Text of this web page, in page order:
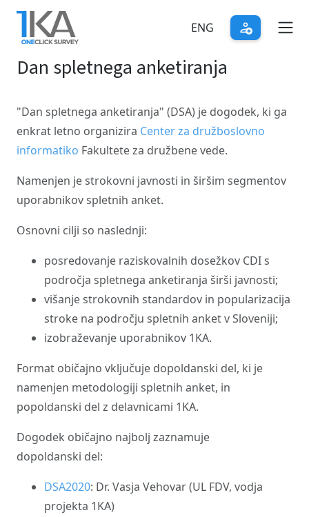
Skip
main
content
ENG
Dan spletnega anketiranja
"Dan spletnega anketiranja" (DSA) je dogodek, ki ga
enkrat letno organizira Center za družboslovno
informatiko Fakultete za družbene vede.
Namenjen je strokovni javnosti in širšim segmentov
uporabnikov spletnih anket.
Osnovni cilji so naslednji:
posredovanje raziskovalnih dosežkov CDI s
področja spletnega anketiranja širši javnosti;
višanje strokovnih standardov in popularizacija
stroke na področju spletnih anket v Sloveniji;
izobraževanje uporabnikov 1KA.
Format običajno vključuje dopoldanski del, ki je
namenjen metodologiji spletnih anket, in
popoldanski del z delavnicami 1KA.
Dogodek običajno najbolj zaznamuje
dopoldanski del:
DSA2020: Dr. Vasja Vehovar (UL FDV, vodja
projekta 1KA)